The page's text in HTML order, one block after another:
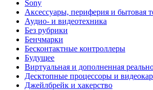
Sony
Аксессуары, периферия и бытовая
Аудио- и видеотехника
Без рубрики
Бенчмарки
Бесконтактные контроллеры
Будущее
Виртуальная и дополненная
Десктопные процессоры и
Джейлбрейк и хакерство